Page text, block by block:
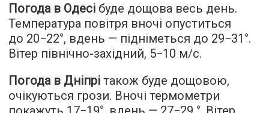
Погода в Одесі буде дощова весь день.
Температура повітря вночі опуститься
до 20−22°, вдень — підніметься до 29−31°.
Вітер північно-західний, 5−10 м/с.
Погода в Дніпрі також буде дощовою,
очікуються грози. Вночі термометри